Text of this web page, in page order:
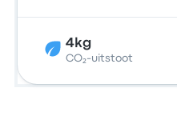
4kg
CO₂-uitstoot